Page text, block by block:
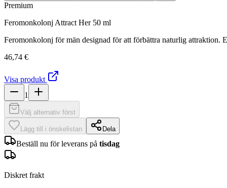
Premium
Feromonkolonj Attract Her 50 ml
Feromonkolonj för män designad för att förbättra naturlig attraktion.
46,74 €
Visa produkt
1
Välj alternativ först
Lägg till i önskelistan Dela
Beställ nu för leverans på tisdag
Diskret frakt